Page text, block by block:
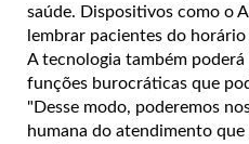
saúde. Dispositivos como o
lembrar pacientes do
A tecnologia também
funções burocráticas que
"Desse modo, poderemos
humana do atendimento que